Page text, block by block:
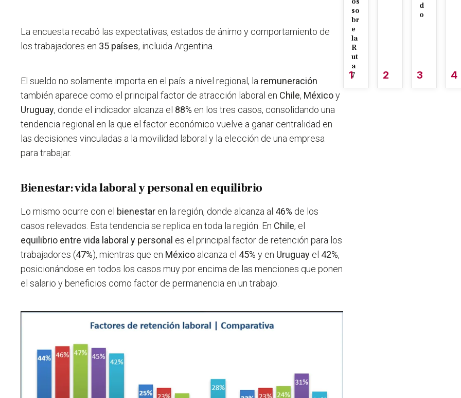
La encuesta recabó las expectativas, estados de ánimo y comportamiento de
los trabajadores en 35 países, incluida Argentina.
El sueldo no solamente importa en el país: a nivel regional, la remuneración
también aparece como el principal factor de atracción laboral en Chile, Méxicoy
Uruguay, donde el indicador alcanza el 88% en los tres casos, consolidando una
tendencia regional en la que el factor económico vuelve a ganar centralidad en
las decisiones vinculadas a la movilidad laboral y la elección de una empresa
para trabajar.
Bienestar: vida laboral y personal en equilibrio
Lo mismo ocurre con el bienestar en la región, donde alcanza al 46% de los
casos relevados. Esta tendencia se replica en toda la región. En Chile, el
equilibrio entre vida laboral y personal es el principal factor de retención para los
trabajadores (47%), mientras que en México alcanza el 45% y en Uruguay el 42%,
posicionándose en todos los casos muy por encima de las menciones que ponen
el salario y beneficios como factor de permanencia en un trabajo.
so
br
e
la
R
ut
a
7
1 2
d
o
3 4